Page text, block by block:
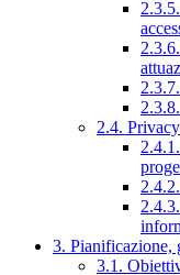
2.4. Privacy
3. Pianificazione,
3.1.